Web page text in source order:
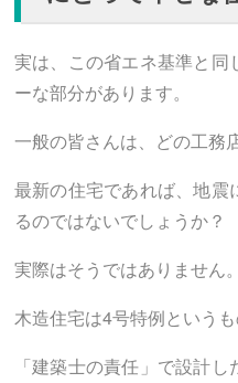
実は、この省エネ基準と同
ーな部分があります。
一般の皆さんは、どの工務
最新の住宅であれば、地震
るのではないでしょうか？
実際はそうではありません。
木造住宅は4号特例というも
「建築士の責任」で設計